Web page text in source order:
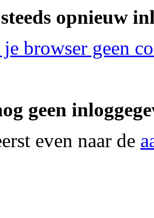
opnieuw
browser geen
geen
even naar de